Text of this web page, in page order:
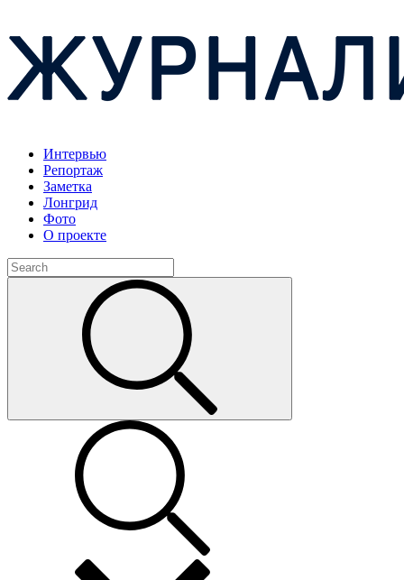
Интервью
Репортаж
Заметка
Лонгрид
Фото
О проекте